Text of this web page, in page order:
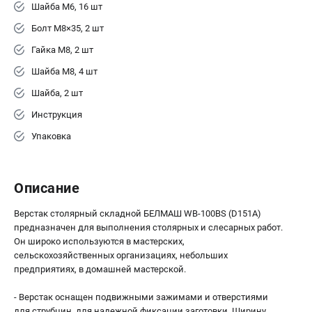
Шайба М6, 16 шт
Болт М8×35, 2 шт
Гайка М8, 2 шт
Шайба М8, 4 шт
Шайба, 2 шт
Инструкция
Упаковка
Описание
Верстак столярный складной БЕЛМАШ WB-100BS (D151A)
предназначен для выполнения столярных и слесарных работ.
Он широко используются в мастерских,
сельскохозяйственных организациях, небольших
предприятиях, в домашней мастерской.
- Верстак оснащен подвижными зажимами и отверстиями